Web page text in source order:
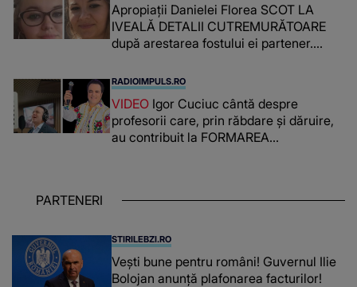
Apropiații Danielei Florea SCOT LA
IVEALĂ DETALII CUTREMURĂTOARE
după arestarea fostului ei partener.
românca ucisă în Italia și ascunsă în
lada unui pat: " Îmi pare rău că nu am
reușit să fac mai mult pentru ea și..."
RADIOIMPULS.RO
VIDEO Igor Cuciuc cântă despre
profesorii care, prin răbdare și dăruire,
au contribuit la FORMAREA
chiar și după trecerea anilor: "De
PARTENERI
STIRILEBZI.RO
Vești bune pentru români! Guvernul Ilie
Bolojan anunță plafonarea facturilor!